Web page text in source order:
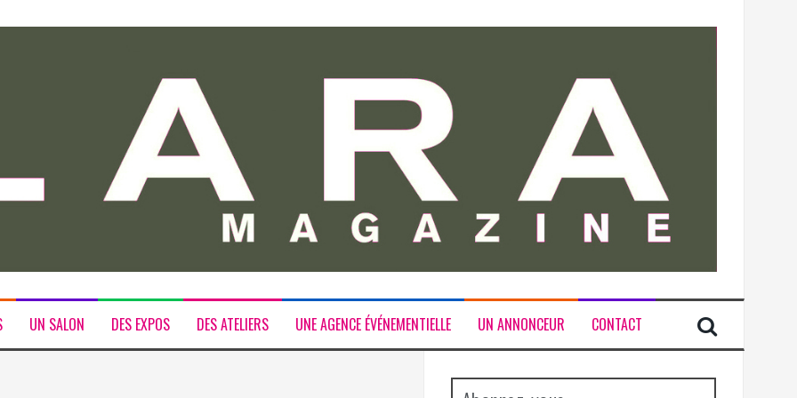
UN SALON DES EXPOS DES ATELIERS UNE AGENCE ÉVÉNEMENTIELLE UN ANNONCEUR CONTACT